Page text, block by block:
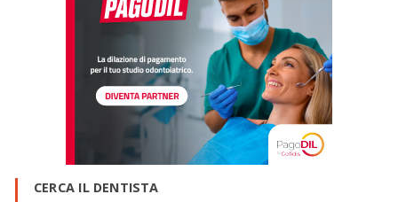
CERCA IL DENTISTA